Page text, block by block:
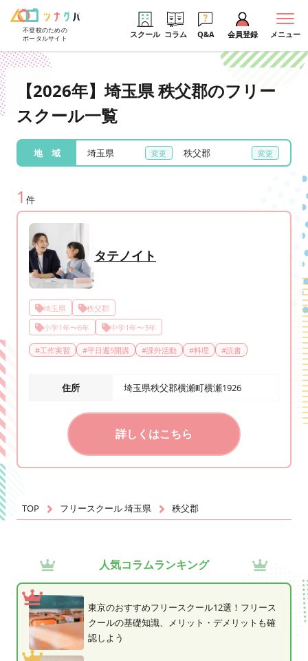
不登校のための
ポータルサイト
スクール コラム Q&A 会員登録 メニュー
【2026年】埼玉県 秩父郡のフリー
スクール一覧
地 域 埼玉県 秩父郡
1 件
タテノイト
埼玉県
秩父郡
小学1年〜6年
中学1年〜3年
#工作実習 #平日週5開講 #課外活動 #料理 #読書
住所 埼玉県秩父郡横瀬町横瀬1926
詳しくはこちら
TOP フリースクール 埼玉県 秩父郡
人気コラムランキング
東京のおすすめフリースクール12選！フリース
クールの基礎知識、メリット・デメリットも確
認しよう